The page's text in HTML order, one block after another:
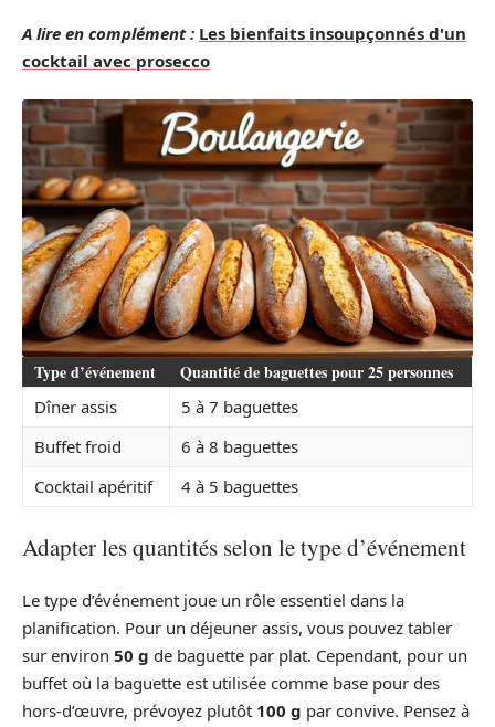
A lire en complément : Les bienfaits insoupçonnés d'un
cocktail avec prosecco
Type d’événement Quantité de baguettes pour 25 personnes
Dîner assis
5 à 7 baguettes
Buffet froid
6 à 8 baguettes
Cocktail apéritif
4 à 5 baguettes
Adapter les quantités selon le type d’événement
Le type d’événement joue un rôle essentiel dans la
planification. Pour un déjeuner assis, vous pouvez tabler
sur environ 50 g de baguette par plat. Cependant, pour un
buffet où la baguette est utilisée comme base pour des
hors-d’œuvre, prévoyez plutôt 100 g par convive. Pensez à